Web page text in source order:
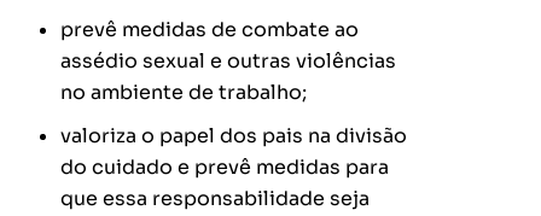
prevê medidas de combate ao
assédio sexual e outras violências
no ambiente de trabalho;
valoriza o papel dos pais na divisão
do cuidado e prevê medidas para
que essa responsabilidade seja